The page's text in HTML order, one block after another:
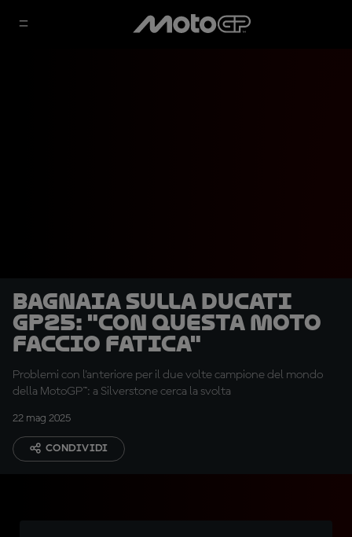
Bagnaia sulla Ducati
GP25: "Con questa moto
faccio fatica"
Problemi con l'anteriore per il due volte campione del mondo
della MotoGP™: a Silverstone cerca la svolta
22 mag 2025
CONDIVIDI